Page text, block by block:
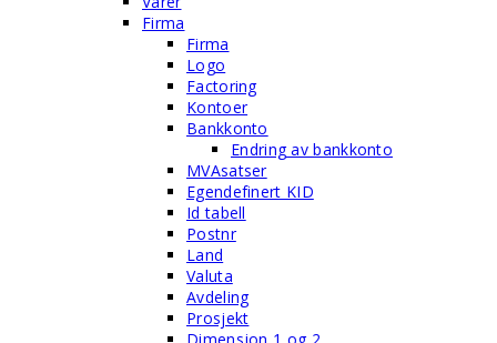
Firma
Firma
Logo
Factoring
Kontoer
Bankkonto
Endring av bankkonto
MVAsatser
Egendefinert KID
Id tabell
Postnr
Land
Valuta
Avdeling
Prosjekt